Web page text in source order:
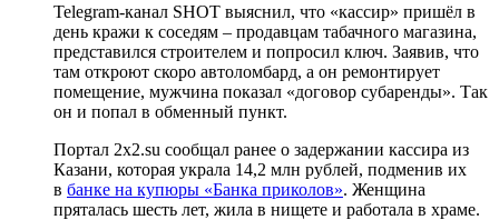
Telegram-канал SHOT выяснил, что «кассир» пришёл в
день кражи к соседям – продавцам табачного магазина,
представился строителем и попросил ключ. Заявив, что
там откроют скоро автоломбард, а он ремонтирует
помещение, мужчина показал «договор субаренды». Так
он и попал в обменный пункт.
Портал 2х2.su сообщал ранее о задержании кассира из
Казани, которая украла 14,2 млн рублей, подменив их
в банке на купюры «Банка приколов». Женщина
пряталась шесть лет, жила в нищете и работала в храме.